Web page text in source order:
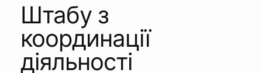
Штабу з
координації
діяльності